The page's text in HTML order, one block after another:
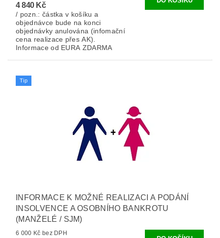
4 840 Kč
/ pozn.: částka v košíku a
objednávce bude na konci
objednávky anulována (infomační
cena realizace přes AK).
Informace od EURA ZDARMA
Tip
INFORMACE K MOŽNÉ REALIZACI A PODÁNÍ
INSOLVENCE A OSOBNÍHO BANKROTU
(MANŽELÉ / SJM)
6 000 Kč bez DPH